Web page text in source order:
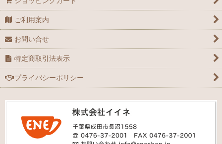
ご利用案内
お問い合せ
特定商取引法表示
プライバシーポリシー